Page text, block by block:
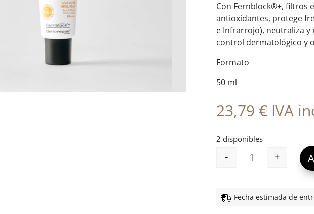
Con Fernblock®+, filtros
antioxidantes, protege
e Infrarrojo), neutraliza y
control dermatológico y
Formato
50 ml
23,79 € IVA
2 disponibles
HELIOCARE
- +
Fecha estimada de